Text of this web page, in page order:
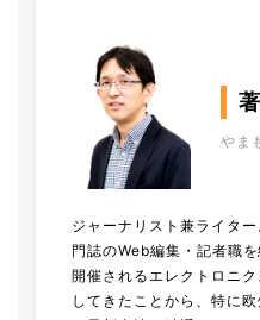
やま
ジャーナリスト兼ライタ
門誌のWeb編集・記者職
開催されるエレクトロニク
してきたことから、特に